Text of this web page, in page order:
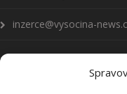
inzerce@vysocina-